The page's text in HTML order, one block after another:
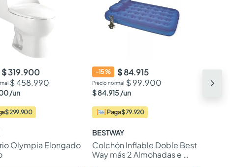
$ 319.900
$ 458.990
/un
$ 299.900
Olympia Elongado
-15%
$ 84.915
$ 99.900
$84.915/un
Paga$ 79.920
BESTWAY
Colchón Inflable Doble Best
Way más 2 Almohadas e